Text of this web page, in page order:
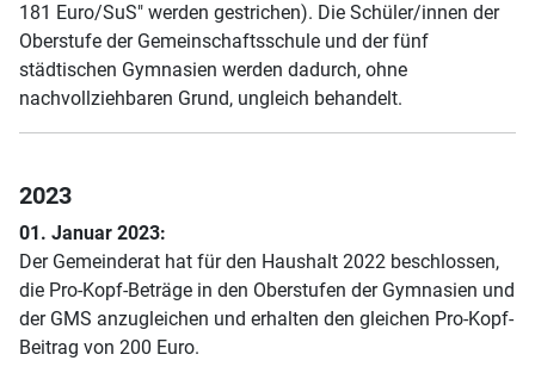
181 Euro/SuS" werden gestrichen). Die Schüler/innen der
Oberstufe der Gemeinschaftsschule und der fünf
städtischen Gymnasien werden dadurch, ohne
nachvollziehbaren Grund, ungleich behandelt.
2023
01. Januar 2023:
Der Gemeinderat hat für den Haushalt 2022 beschlossen,
die Pro-Kopf-Beträge in den Oberstufen der Gymnasien und
der GMS anzugleichen und erhalten den gleichen Pro-Kopf-
Beitrag von 200 Euro.